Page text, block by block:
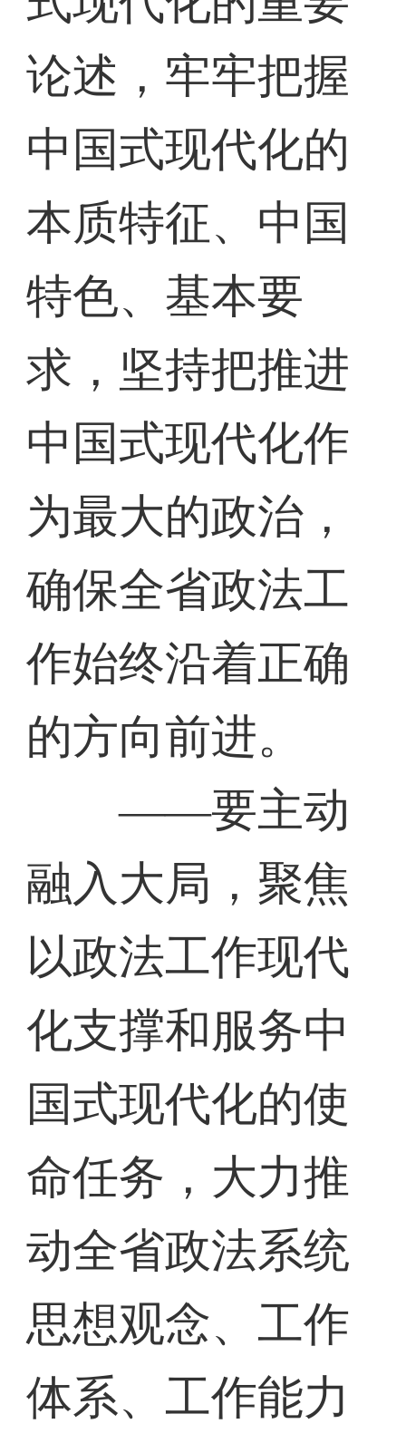
论述，牢牢把握
中国式现代化的
本质特征、中国
特色、基本要
求，坚持把推进
中国式现代化作
为最大的政治，
确保全省政法工
作始终沿着正确
的方向前进。
——要主动
融入大局，聚焦
以政法工作现代
化支撑和服务中
国式现代化的使
命任务，大力推
动全省政法系统
思想观念、工作
体系、工作能力